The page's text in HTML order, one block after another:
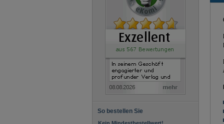
Kauffrau / Kaufmann für
Büromanagement
Kaufmann / Kauffrau für
Dialogmarketing
Kaufmann / Kauffrau für
Digitalisierungsmanagement
Abschlussprüfung Teil 1
Abschlussprüfung Teil 2
Kfm./Kffr. für Groß- und
Außenhandelsmanagement
Kaufmann / -frau für
Hotelmanagement
Kaufmann / Kauffrau für IT-System-
Management
Kaufmann / -frau Kurier-, Express- u.
So bestellen Sie